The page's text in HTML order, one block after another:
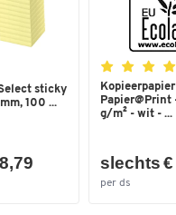
sticky
100 ...
Kopieerpapier
Papier@Print
g/m² - wit - ...
slechts €
per ds